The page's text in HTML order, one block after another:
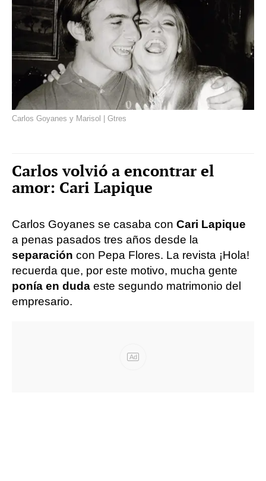
Carlos Goyanes y Marisol | Gtres
Carlos volvió a encontrar el
amor: Cari Lapique
Carlos Goyanes se casaba con Cari Lapique
a penas pasados tres años desde la
separación con Pepa Flores. La revista ¡Hola!
recuerda que, por este motivo, mucha gente
ponía en duda este segundo matrimonio del
empresario.
Ad